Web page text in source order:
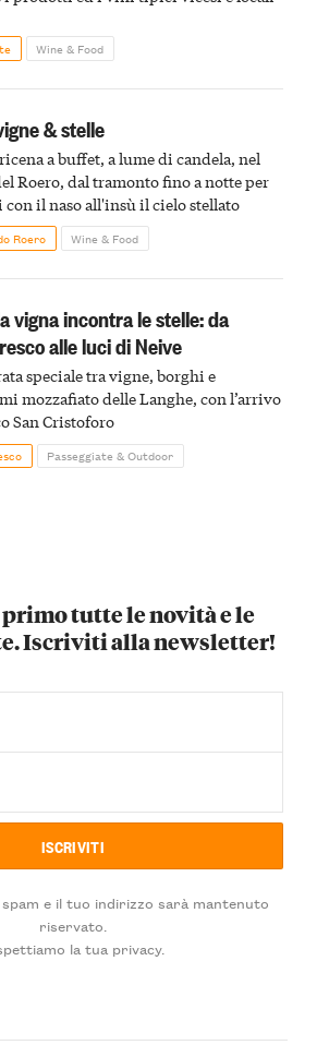
Wine & Food
& stelle
a buffet, a lume di candela, nel
Roero, dal tramonto fino a notte per
con il naso all'insù il cielo stellato
Roero Wine & Food
vigna incontra le stelle: da
alle luci di Neive
speciale tra vigne, borghi e
mozzafiato delle Langhe, con l’arrivo
San Cristoforo
Passeggiate & Outdoor
tutte le novità e le
Iscriviti alla newsletter!
e il tuo indirizzo sarà mantenuto
riservato.
la tua privacy.